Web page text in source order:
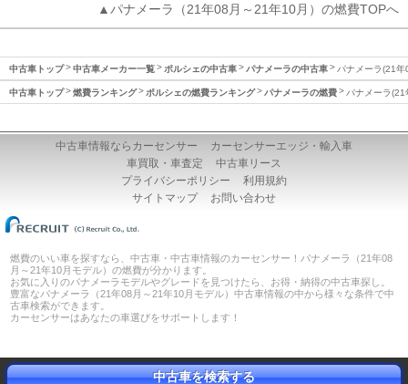
▲パナメーラ（21年08月～21年10月）の燃費TOPへ
中古車トップ 中古車メーカー一覧 ポルシェの中古車 パナメーラの中古車 パナメーラ(21
中古車トップ 燃費ランキング ポルシェの燃費ランキング パナメーラの燃費 パナメーラ
中古車情報ならカーセンサー
カーセンサーエッジ・輸入車
車買取・車査定
中古車リース
プライバシーポリシー
利用規約
サイトマップ
お問い合わせ
燃費のいい車を探すなら、中古車・中古車情報のカーセンサー！パナメーラ（21年08
月～21年10月モデル）の燃費が分かります。
お気に入りのパナメーラモデルやグレードを見つけたら、お得・納得の中古車探し。
豊富なパナメーラ（21年08月～21年10月モデル）中古車情報の中から様々な条件で中
古車検索ができます。
カーセンサーはあなたの車選びをサポートします！
中古車を検索する